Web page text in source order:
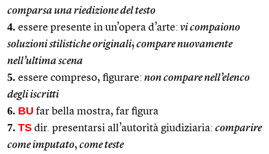
comparsa una riedizione del testo
4. essere presente in un’opera d’arte: vi compaiono
soluzioni stilistiche originali; compare nuovamente
nell’ultima scena
5. essere compreso, figurare: non compare nell’elenco
degli iscritti
6. BU far bella mostra, far figura
7. TS dir. presentarsi all’autorità giudiziaria: comparire
come imputato, come teste